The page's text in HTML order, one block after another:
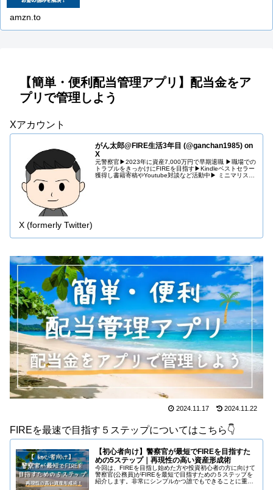
amzn.to
【簡単・便利配当管理アプリ】配当金をア
プリで管理しよう
Xアカウント
がん太郎@FIRE生活3年目 (@ganchan1985) on
X
元警察官▶︎2023年に資産7,000万円で早期退職 ▶︎職場での
トラブルをきっかけにFIREを目指す▶︎Kindleベストセラー
獲得し書籍寄稿やYoutube対談など活動中▶︎ ミニマリスト
X (formerly Twitter)
2024.11.17 2024.11.22
FIREを最速で目指す５ステップについてはこちら👇️
【初心者向け】警察官が最短でFIREを目指すた
めの5ステップ｜再現性の高い資産形成術
今回は、FIREを目指し始めた方や投資初心者の方に向けて
警察官(公務員)がFIREを最短で目指すための５ステップを
紹介します。非常にシンプルかつ誰でもできることに重点